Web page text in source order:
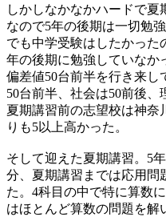
しかしなかなかハードで夏
なので5年の後期は一切勉
でも中学受験はしたかった
年の後期に勉強していなか
偏差値50台前半を行き来し
50台前半、社会は50前後、
夏期講習前の志望校は神奈
りも5以上高かった。
そして迎えた夏期講習。5
分、夏期講習までは応用問
た。4科目の中で特に算数
はほとんど算数の問題を解